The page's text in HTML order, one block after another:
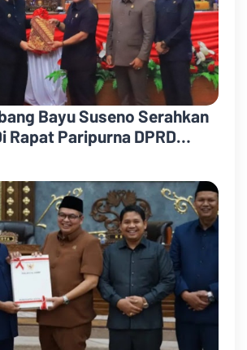
Bayu Suseno Serahkan
Rapat Paripurna DPRD